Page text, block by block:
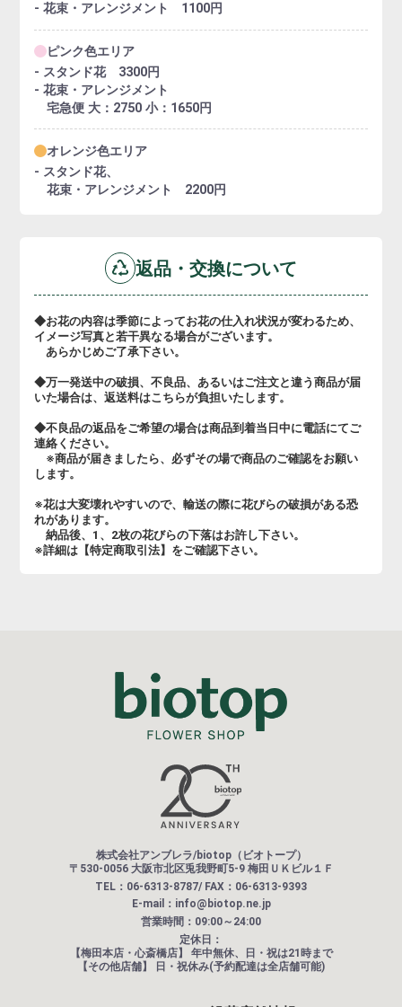
- 花束・アレンジメント 1100円
ピンク色エリア
- スタンド花 3300円
- 花束・アレンジメント
宅急便 大：2750 小：1650円
オレンジ色エリア
- スタンド花、
花束・アレンジメント 2200円
返品・交換について
◆お花の内容は季節によってお花の仕入れ状況が変わるため、
イメージ写真と若干異なる場合がございます。
あらかじめご了承下さい。
◆万一発送中の破損、不良品、あるいはご注文と違う商品が届
いた場合は、返送料はこちらが負担いたします。
◆不良品の返品をご希望の場合は商品到着当日中に電話にてご
連絡ください。
※商品が届きましたら、必ずその場で商品のご確認をお願い
します。
※花は大変壊れやすいので、輸送の際に花びらの破損がある恐
れがあります。
納品後、1、2枚の花びらの下落はお許し下さい。
※詳細は【特定商取引法】をご確認下さい。
株式会社アンブレラ/biotop（ビオトープ）
〒530-0056 大阪市北区兎我野町5-9 梅田ＵＫビル１Ｆ
TEL：06-6313-8787/ FAX：06-6313-9393
E-mail：info@biotop.ne.jp
営業時間：09:00～24:00
定休日：
【梅田本店・心斎橋店】 年中無休、日・祝は21時まで
【その他店舗】
日・祝休み(予約配達は全店舗可能)